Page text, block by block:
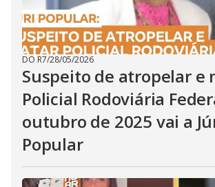
DO R7/28/05/2026
Suspeito de atropelar e
Policial Rodoviária
outubro de 2025 vai a
Popular